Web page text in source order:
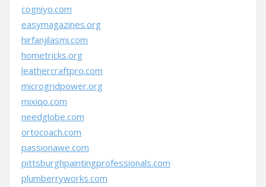
cogniyo.com
easymagazines.org
hirfanjilasmi.com
hometricks.org
leathercraftpro.com
microgridpower.org
mixiqo.com
needglobe.com
ortocoach.com
passionawe.com
pittsburghpaintingprofessionals.com
plumberryworks.com